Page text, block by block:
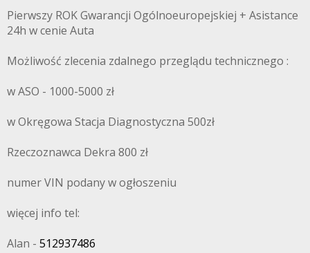
Pierwszy ROK Gwarancji Ogólnoeuropejskiej + Asistance
24h w cenie Auta
Możliwość zlecenia zdalnego przeglądu technicznego :
w ASO - 1000-5000 zł
w Okręgowa Stacja Diagnostyczna 500zł
Rzeczoznawca Dekra 800 zł
numer VIN podany w ogłoszeniu
więcej info tel:
Alan - 512937486